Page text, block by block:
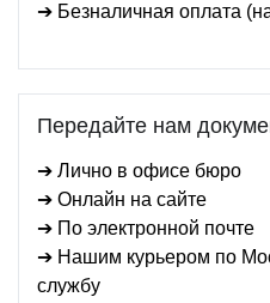
➔ Безналичная оплата
Передайте нам
➔ Лично в офисе бюро
➔ Онлайн на сайте
➔ По электронной почте
➔ Нашим курьером по
службу